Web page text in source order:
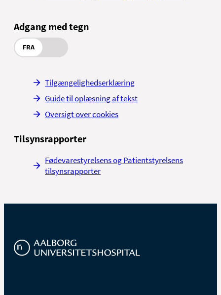
Adgang med tegn
FRA
Tilgængelighedserklæring
Guide til oplæsning af tekst
Oversigt over cookies
Tilsynsrapporter
Fødevarestyrelsens og Patientstyrelsens
tilsynsrapporter